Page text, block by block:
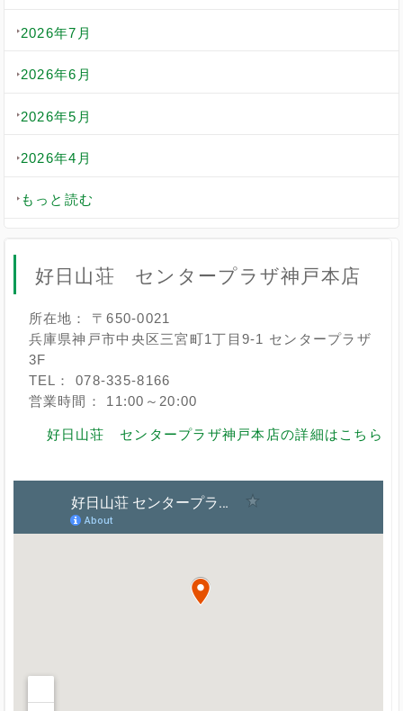
2026年7月
2026年6月
2026年5月
2026年4月
もっと読む
好日山荘 センタープラザ神戸本店
所在地： 〒650-0021
兵庫県神戸市中央区三宮町1丁目9-1 センタープラザ
3F
TEL： 078-335-8166
営業時間： 11:00～20:00
好日山荘 センタープラザ神戸本店の詳細はこちら